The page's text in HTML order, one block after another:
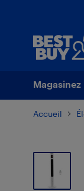
Magasinez
Accueil